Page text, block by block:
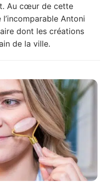
Au cœur de cette
Antoni
dont les créations
de la ville.